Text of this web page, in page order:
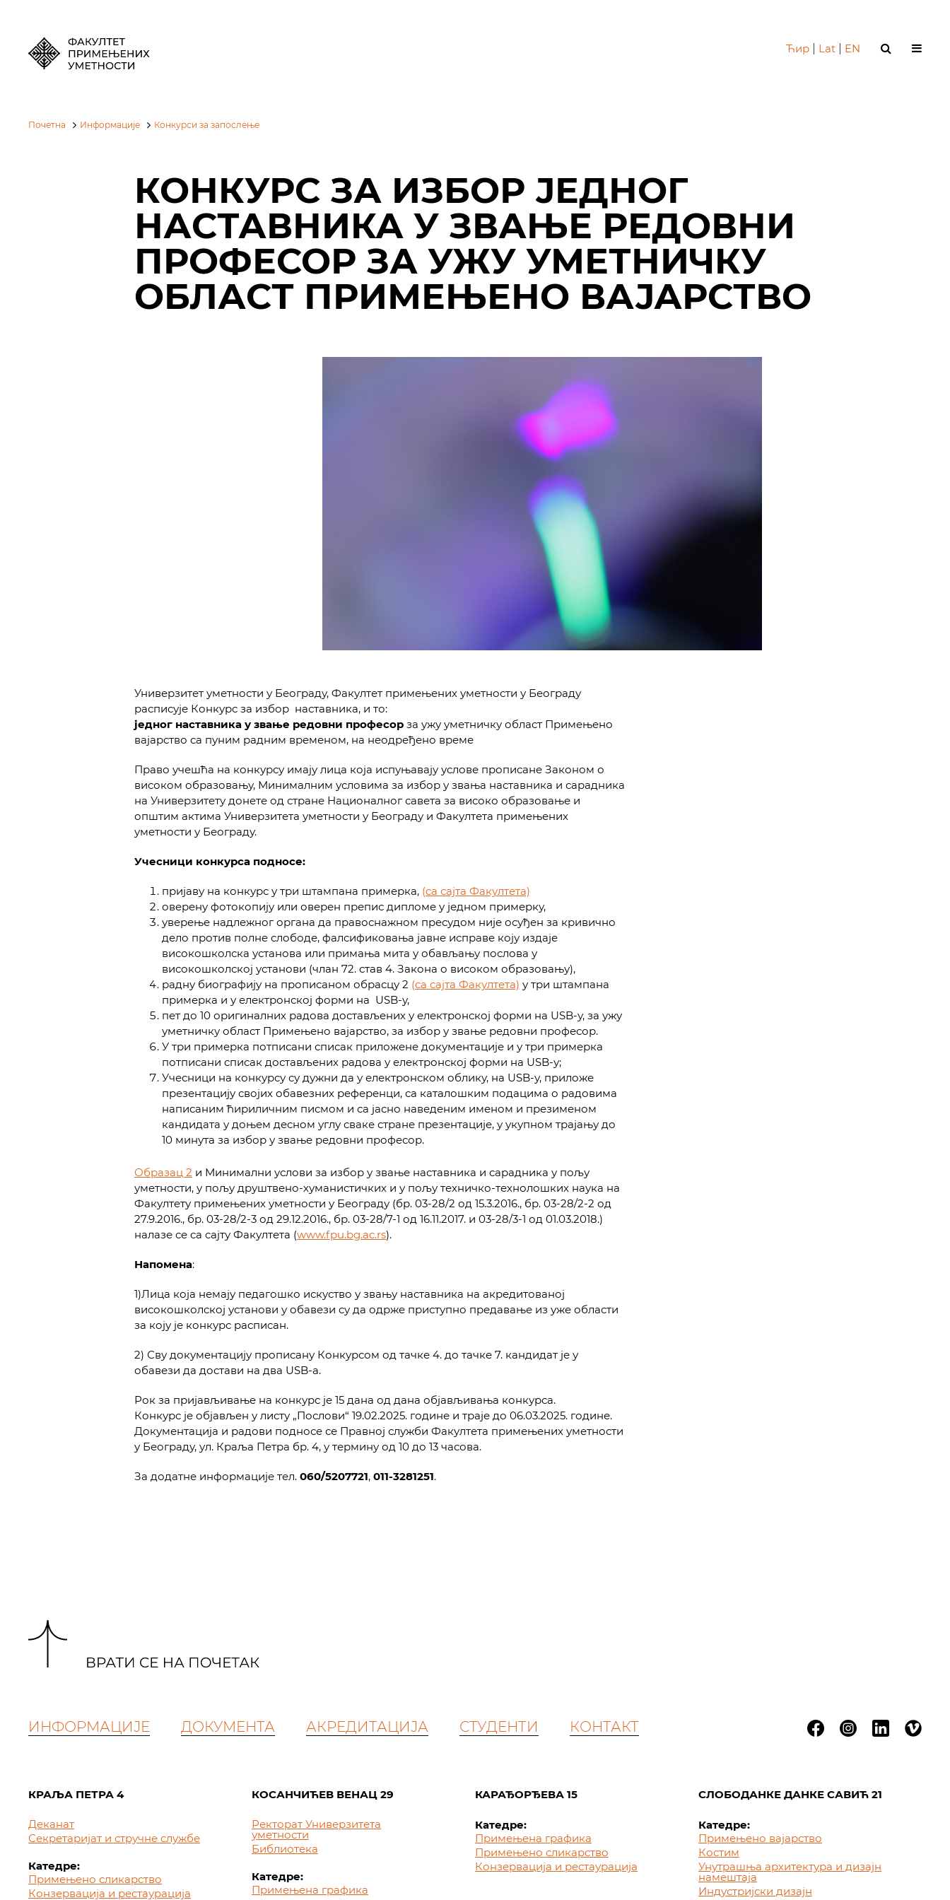
Ћир Lat EN
Почетна Информације Конкурси за запослење
КОНКУРС ЗА ИЗБОР ЈЕДНОГ
НАСТАВНИКА У ЗВАЊЕ РЕДОВНИ
ПРОФЕСОР ЗА УЖУ УМЕТНИЧКУ
ОБЛАСТ ПРИМЕЊЕНО ВАЈАРСТВО
Универзитет уметности у Београду, Факултет примењених уметности у Београду
расписује Конкурс за избор наставника, и то:
једног наставника у звање редовни професор за ужу уметничку област Примењено
вајарство са пуним радним временом, на неодређено време
Право учешћа на конкурсу имају лица која испуњавају услове прописане Законом о
високом образовању, Минималним условима за избор у звања наставника и сарадника
на Универзитету донете од стране Националног савета за високо образовање и
општим актима Универзитета уметности у Београду и Факултета примењених
уметности у Београду.
Учесници конкурса подносе:
пријаву на конкурс у три штампана примерка, (са сајта Факултета)
оверену фотокопију или оверен препис дипломе у једном примерку,
уверење надлежног органа да правоснажном пресудом није осуђен за кривично
дело против полне слободе, фалсификовања јавне исправе коју издаје
високошколска установа или примања мита у обављању послова у
високошколској установи (члан 72. став 4. Закона о високом образовању),
радну биографију на прописаном обрасцу 2 (са сајта Факултета) у три штампана
примерка и у електронској форми на USB-у,
пет до 10 оригиналних радова достављених у електронској форми на USB-у, за ужу
уметничку област Примењено вајарство, за избор у звање редовни професор.
У три примерка потписани списак приложене документације и у три примерка
потписани списак достављених радова у електронској форми на USB-у;
Учесници на конкурсу су дужни да у електронском облику, на USB-у, приложе
презентацију својих обавезних референци, са каталошким подацима о радовима
написаним ћириличним писмом и са јасно наведеним именом и презименом
кандидата у доњем десном углу сваке стране презентације, у укупном трајању до
10 минута за избор у звање редовни професор.
Образац 2 и Минимални услови за избор у звање наставника и сарадника у пољу
уметности, у пољу друштвено-хуманистичких и у пољу техничко-технолошких наука на
Факултету примењених уметности у Београду (бр. 03-28/2 од 15.3.2016., бр. 03-28/2-2 од
27.9.2016., бр. 03-28/2-3 од 29.12.2016., бр. 03-28/7-1 од 16.11.2017. и 03-28/3-1 од 01.03.2018.)
налазе се са сајту Факултета (www.fpu.bg.ac.rs).
Напомена:
1)Лица која немају педагошко искуство у звању наставника на акредитованој
високошколској установи у обавези су да одрже приступно предавање из уже области
за коју је конкурс расписан.
2) Сву документацију прописану Конкурсом од тачке 4. до тачке 7. кандидат је у
обавези да достави на два USB-a.
Рок за пријављивање на конкурс је 15 дана од дана објављивања конкурса.
Конкурс је објављен у листу „Послови“ 19.02.2025. године и траје до 06.03.2025. године.
Документација и радови подносе се Правној служби Факултета примењених уметности
у Београду, ул. Краља Петра бр. 4, у термину од 10 до 13 часова.
За додатне информације тел. 060/5207721, 011-3281251.
ИНФОРМАЦИЈЕ ДОКУМЕНТА АКРЕДИТАЦИЈА СТУДЕНТИ КОНТАКТ
КРАЉА ПЕТРА 4
Деканат
Секретаријат и стручне службе
Катедре:
Примењено сликарство
Конзервација и рестаурација
КОСАНЧИЋЕВ ВЕНАЦ 29
Ректорат Универзитета
уметности
Библиотека
Катедре:
Примењена графика
КАРАЂОРЂЕВА 15
Катедре:
Примењена графика
Примењено сликарство
Конзервација и рестаурација
СЛОБОДАНКЕ ДАНКЕ САВИЋ 21
Катедре:
Примењено вајарство
Костим
Унутрашња архитектура и дизајн
намештаја
Индустријски дизајн